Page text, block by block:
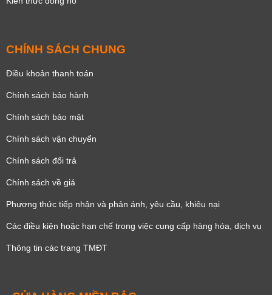
CHÍNH SÁCH CHUNG
Điều khoản thanh toán
Chính sách bảo hành
Chính sách bảo mật
Chính sách vận chuyển
Chính sách đổi trả
Chính sách về giá
Phương thức tiếp nhận và phản ánh, yêu cầu, khiêu nại
Các điều kiện hoặc hạn chế trong việc cung cấp hàng hóa, dịch vụ
Thông tin các trang TMĐT